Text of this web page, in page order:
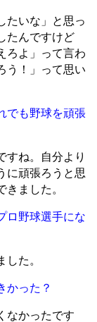
たいな」と思っ
たんですけど
ろよ」って言わ
う！」って思い
でも野球を頑張
ね。自分より
に頑張ろうと思
ました。
ロ野球選手にな
た。
かった？
なかったです